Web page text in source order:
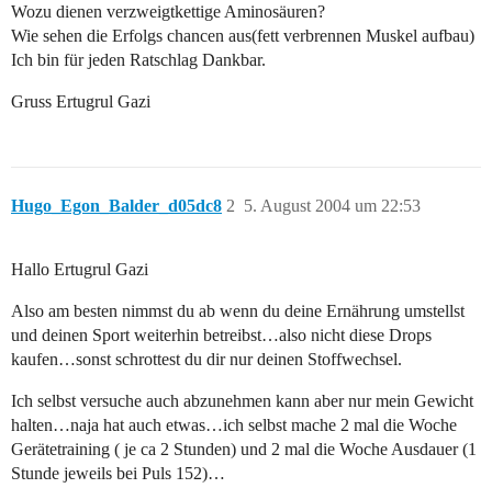
Wozu dienen verzweigtkettige Aminosäuren?
Wie sehen die Erfolgs chancen aus(fett verbrennen Muskel aufbau)
Ich bin für jeden Ratschlag Dankbar.
Gruss Ertugrul Gazi
Hugo_Egon_Balder_d05dc8 5. August 2004 um 22:53
2
Hallo Ertugrul Gazi
Also am besten nimmst du ab wenn du deine Ernährung umstellst
und deinen Sport weiterhin betreibst…also nicht diese Drops
kaufen…sonst schrottest du dir nur deinen Stoffwechsel.
Ich selbst versuche auch abzunehmen kann aber nur mein Gewicht
halten…naja hat auch etwas…ich selbst mache 2 mal die Woche
Gerätetraining ( je ca 2 Stunden) und 2 mal die Woche Ausdauer (1
Stunde jeweils bei Puls 152)…